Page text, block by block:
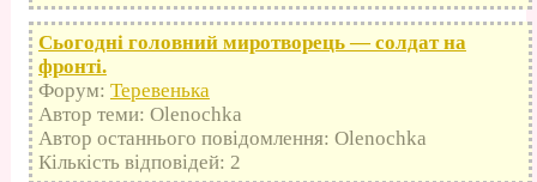
Сьогодні головний миротворець — солдат на
фронті.
Форум: Теревенька
Автор теми: Olenochka
Автор останнього повідомлення: Olenochka
Кількість відповідей: 2